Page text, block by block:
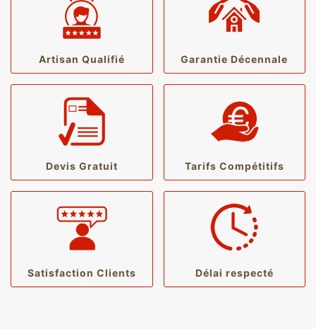
Artisan Qualifié Garantie Décennale
Devis Gratuit Tarifs Compétitifs
Satisfaction Clients Délai respecté